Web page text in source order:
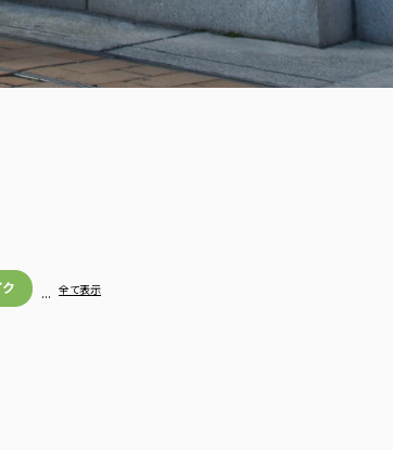
… 全て表示